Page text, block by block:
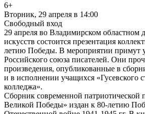
6+
Вторник, 29 апреля в 14:00
Свободный вход
29 апреля во Владимирском областном
искусств состоится презентация
летию Победы. В мероприятии примут
Российского союза писателей. Они
произведения, опубликованные в
и в исполнении учащихся «Гусевского
колледжа».
Сборник современной патриотической
Великой Победы» издан к 80-летию